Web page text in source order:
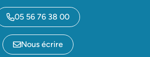
05 56 76 38 00
Nous écrire